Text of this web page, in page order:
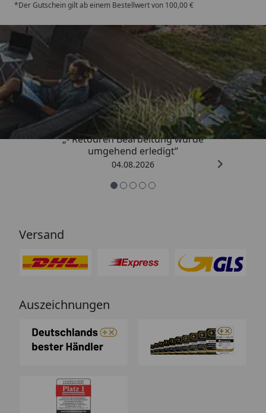
*Der Gutschein gilt ab einem Bestellwert von 100,00 €
Trusted Shops
4,81/ 5
„- Retouren Bearbeitung wurde
umgehend erledigt“
04.08.2026
Versand
Auszeichnungen